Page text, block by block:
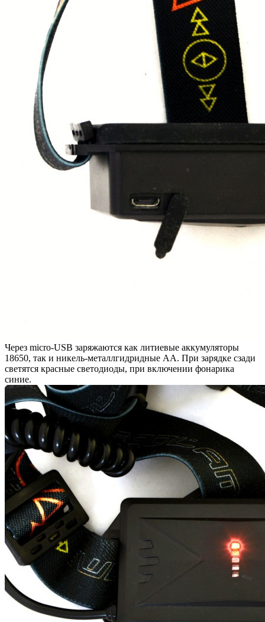
Через micro-USB заряжаются как литиевые аккумуляторы
18650, так и никель-металлгидридные АА. При зарядке сзади
светятся красные светодиоды, при включении фонарика
синие.